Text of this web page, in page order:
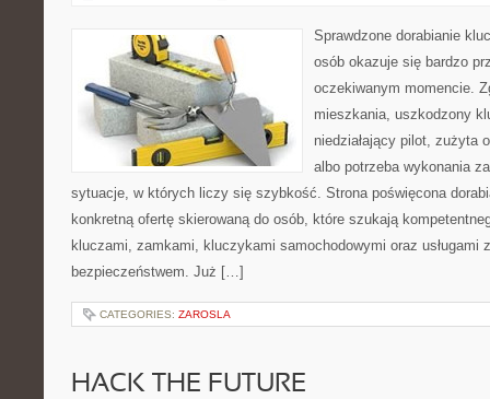
Sprawdzone dorabianie
osób okazuje się bardzo
oczekiwanym momencie.
mieszkania, uszkodzony
niedziałający pilot, zużyta
albo potrzeba wykonania
sytuacje, w których liczy się szybkość. Strona poświęcona
konkretną ofertę skierowaną do osób, które szukają
kluczami, zamkami, kluczykami samochodowymi oraz usługami
bezpieczeństwem. Już […]
CATEGORIES: ZAROSLA
HACK THE FUTURE